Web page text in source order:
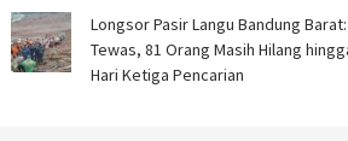
Longsor Pasir Langu Bandung
Tewas, 81 Orang Masih Hilang
Hari Ketiga Pencarian